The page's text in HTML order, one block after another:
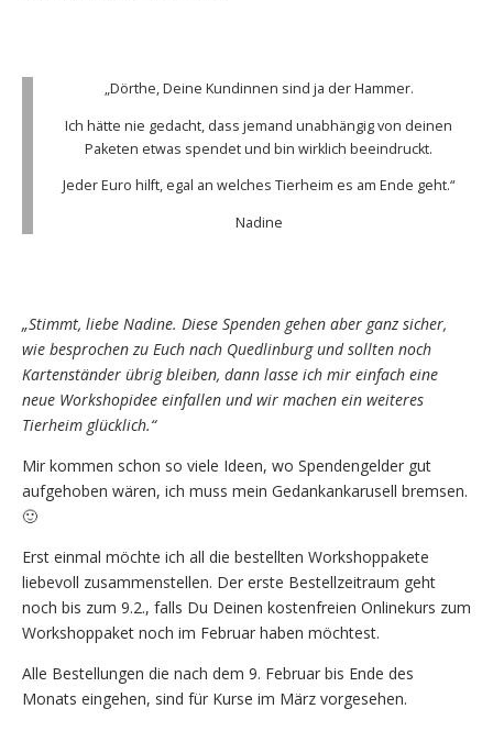
„Dörthe, Deine Kundinnen sind ja der Hammer.
Ich hätte nie gedacht, dass jemand unabhängig von deinen
Paketen etwas spendet und bin wirklich beeindruckt.
Jeder Euro hilft, egal an welches Tierheim es am Ende geht.“
Nadine
„Stimmt, liebe Nadine. Diese Spenden gehen aber ganz sicher,
wie besprochen zu Euch nach Quedlinburg und sollten noch
Kartenständer übrig bleiben, dann lasse ich mir einfach eine
neue Workshopidee einfallen und wir machen ein weiteres
Tierheim glücklich.“
Mir kommen schon so viele Ideen, wo Spendengelder gut
aufgehoben wären, ich muss mein Gedankankarusell bremsen.
🙂
Erst einmal möchte ich all die bestellten Workshoppakete
liebevoll zusammenstellen. Der erste Bestellzeitraum geht
noch bis zum 9.2., falls Du Deinen kostenfreien Onlinekurs zum
Workshoppaket noch im Februar haben möchtest.
Alle Bestellungen die nach dem 9. Februar bis Ende des
Monats eingehen, sind für Kurse im März vorgesehen.